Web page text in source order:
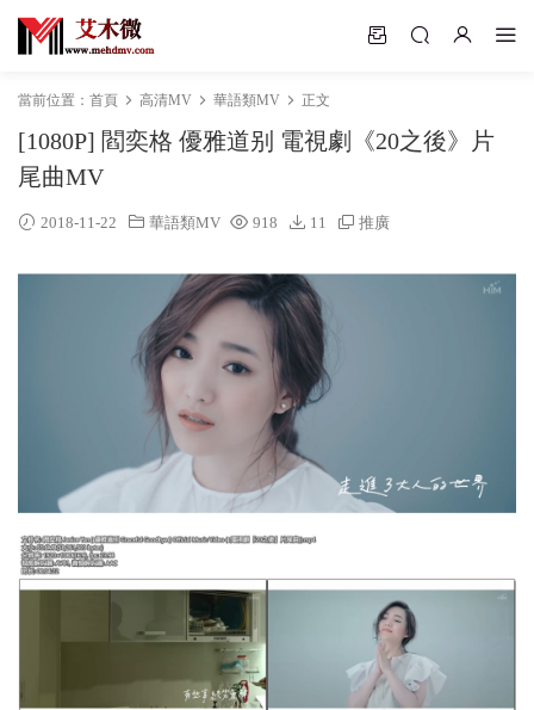
當前位置： 首頁 高清MV 華語類MV 正文
[1080P] 閻奕格 優雅道别 電視劇《20之後》片
尾曲MV
2018-11-22 華語類MV 918 11 推廣